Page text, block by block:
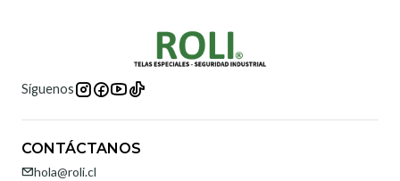
Síguenos
CONTÁCTANOS
hola@roli.cl